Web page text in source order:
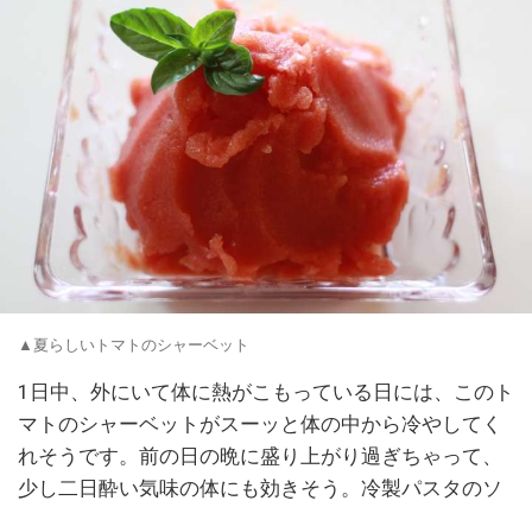
▲夏らしいトマトのシャーベット
1日中、外にいて体に熱がこもっている日には、このト
マトのシャーベットがスーッと体の中から冷やしてく
れそうです。前の日の晩に盛り上がり過ぎちゃって、
少し二日酔い気味の体にも効きそう。冷製パスタのソ